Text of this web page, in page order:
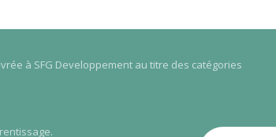
à SFG Developpement au titre des catégories